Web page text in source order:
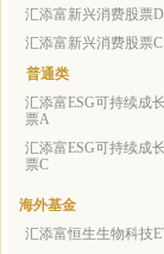
汇添富新兴消费股票D
汇添富新兴消费股票C
普通类
汇添富ESG可持续成
票A
汇添富ESG可持续成
票C
海外基金
汇添富恒生生物科技